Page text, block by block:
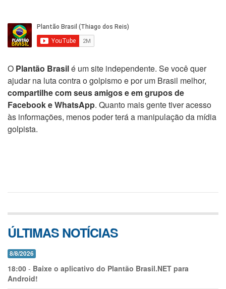
O Plantão Brasilé um site independente. Se você quer
ajudar na luta contra o golpismo e por um Brasil melhor,
compartilhe com seus amigos e em grupos de
Facebook e WhatsApp. Quanto mais gente tiver acesso
às informações, menos poder terá a manipulação da mídia
golpista.
ÚLTIMAS NOTÍCIAS
8/8/2026
18:00 - Baixe o aplicativo do Plantão Brasil.NET para
Android!